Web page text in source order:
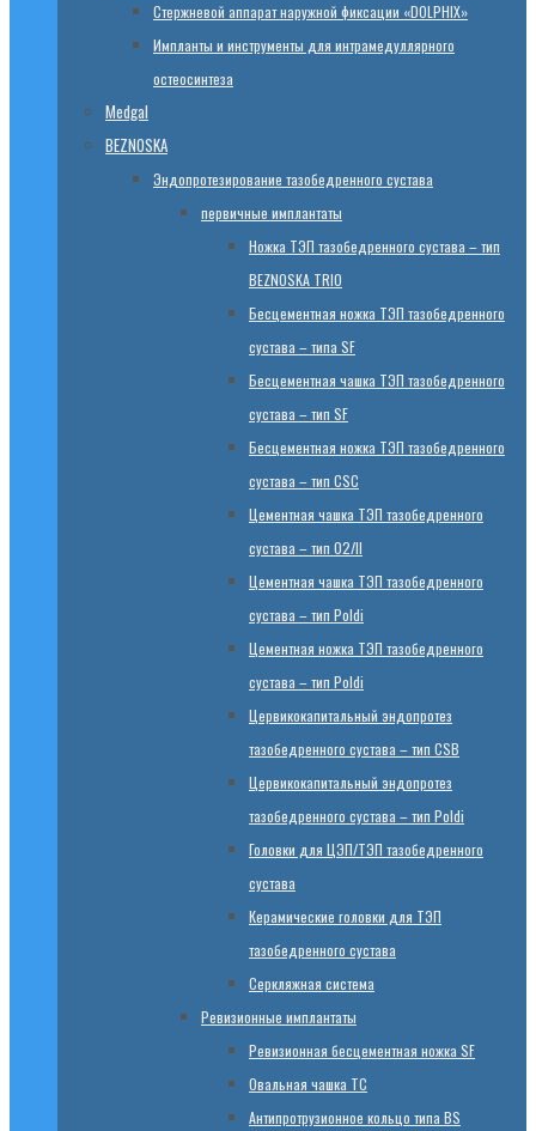
Стержневой аппарат наружной фиксации «DOLPHIX»
Импланты и инструменты для интрамедуллярного
остеосинтеза
Medgal
BEZNOSKA
Эндопротезированиe тазобедренного сустава
первичные имплантаты
Ножка ТЭП тазобедренного сустава – тип
BEZNOSKA TRIO
Бесцементная ножка ТЭП тазобедренного
сустава – типа SF
Бесцементная чашка ТЭП тазобедренного
сустава – тип SF
Бесцементная ножка ТЭП тазобедренного
сустава – тип CSC
Цементная чашка ТЭП тазобедренного
сустава – тип 02/II
Цементная чашка ТЭП тазобедренного
сустава – тип Poldi
Цементная ножка ТЭП тазобедренного
сустава – тип Poldi
Цервикокапитальный эндопротез
тазобедренного сустава – тип CSB
Цервикокапитальный эндопротез
тазобедренного сустава – тип Poldi
Головки для ЦЭП/ТЭП тазобедренного
сустава
Керамические головки для ТЭП
тазобедренного сустава
Серкляжная система
Ревизионные имплантаты
Ревизионная бесцементная ножка SF
Овальная чашка TC
Антипротрузионное кольцо типа BS